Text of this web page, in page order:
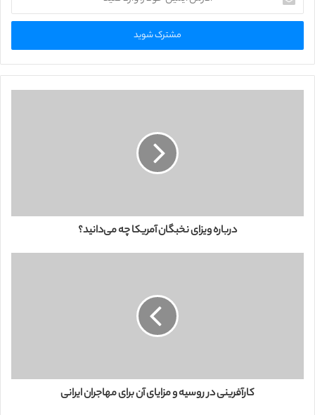
ر
ا
ی
ا
درباره ویزای نخبگان آمریکا چه می‌دانید؟
کارآفرینی در روسیه و مزایای آن برای مهاجران ایرانی